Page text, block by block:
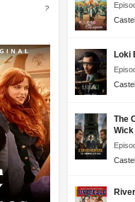
?
Loki
The
Wick